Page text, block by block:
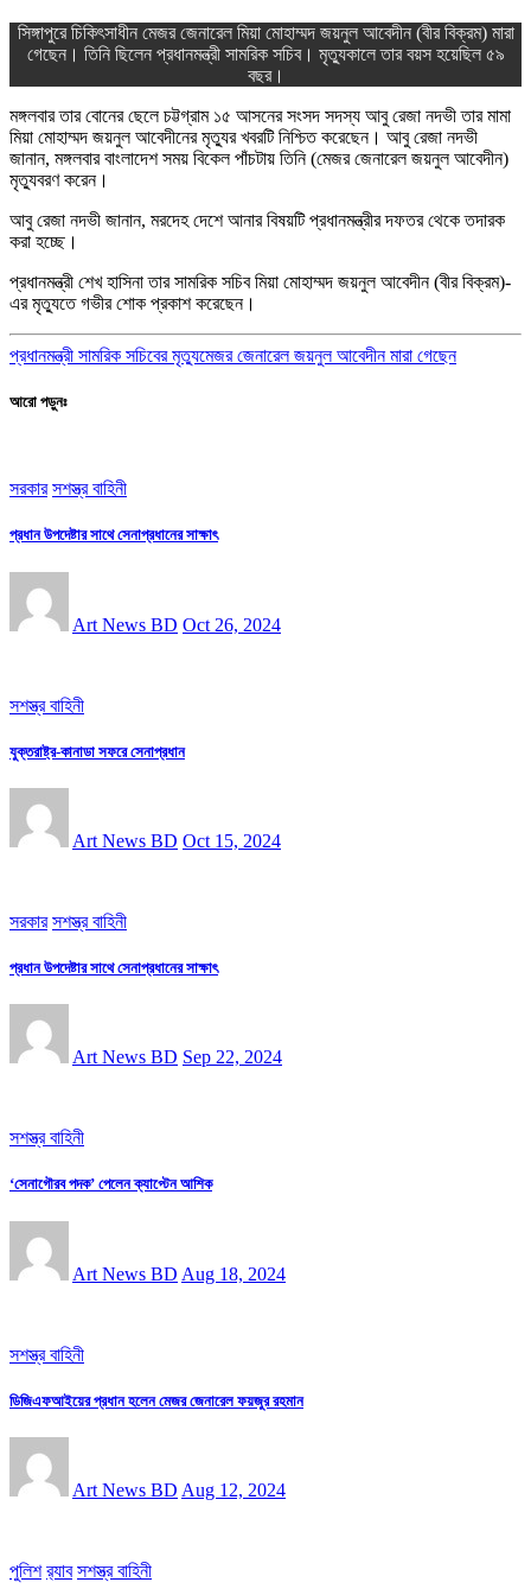
সিঙ্গাপুরে চিকিৎসাধীন মেজর জেনারেল মিয়া মোহাম্মদ জয়নুল আবেদীন (বীর বিক্রম) মারা
গেছেন। তিনি ছিলেন প্রধানমন্ত্রী সামরিক সচিব। মৃত্যুকালে তার বয়স হয়েছিল ৫৯
বছর।
মঙ্গলবার তার বোনের ছেলে চট্টগ্রাম ১৫ আসনের সংসদ সদস্য আবু রেজা নদভী তার মামা
মিয়া মোহাম্মদ জয়নুল আবেদীনের মৃত্যুর খবরটি নিশ্চিত করেছেন। আবু রেজা নদভী
জানান, মঙ্গলবার বাংলাদেশ সময় বিকেল পাঁচটায় তিনি (মেজর জেনারেল জয়নুল আবেদীন)
মৃত্যুবরণ করেন।
আবু রেজা নদভী জানান, মরদেহ দেশে আনার বিষয়টি প্রধানমন্ত্রীর দফতর থেকে তদারক
করা হচ্ছে।
প্রধানমন্ত্রী শেখ হাসিনা তার সামরিক সচিব মিয়া মোহাম্মদ জয়নুল আবেদীন (বীর বিক্রম)-
এর মৃত্যুতে গভীর শোক প্রকাশ করেছেন।
প্রধানমন্ত্রী সামরিক সচিবের মৃত্যুমেজর জেনারেল জয়নুল আবেদীন মারা গেছেন
আরো পড়ুনঃ
সরকার সশস্ত্র বাহিনী
প্রধান উপদেষ্টার সাথে সেনাপ্রধানের সাক্ষাৎ
Art News BD Oct 26, 2024
সশস্ত্র বাহিনী
যুক্তরাষ্ট্র-কানাডা সফরে সেনাপ্রধান
Art News BD Oct 15, 2024
সরকার সশস্ত্র বাহিনী
প্রধান উপদেষ্টার সাথে সেনাপ্রধানের সাক্ষাৎ
Art News BD Sep 22, 2024
সশস্ত্র বাহিনী
‘সেনাগৌরব পদক’ পেলেন ক্যাপ্টেন আশিক
Art News BD Aug 18, 2024
সশস্ত্র বাহিনী
ডিজিএফআইয়ের প্রধান হলেন মেজর জেনারেল ফয়জুর রহমান
Art News BD Aug 12, 2024
পুলিশ র‌্যাব সশস্ত্র বাহিনী